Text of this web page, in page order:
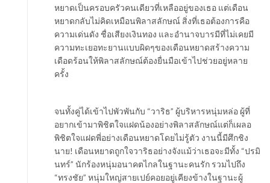
หยาดเป็นครอบครัวคนเดียวที่เหลืออยู่ของเธอ แต่เดือน
หยาดกลับไม่คิดเหมือนพิลาสลักษณ์ สิ่งที่เธอต้องการคือ
ความเด่นดัง ชื่อเสียงเงินทอง และอำนาจบารมีที่ไม่เคยมี
ความทะเยอทะยานแบบผิดๆของเดือนหยาดสร้างความ
เดือดร้อนให้พิลาสลักษณ์ต้องยื่นมือเข้าไปช่วยอยู่หลาย
ครั้ง
จนทั้งคู่ได้เข้าไปพัวพันกับ “วาริธ” ผู้บริหารหนุ่มหล่อ ผู้ที่
อยากเข้ามาพิชิตใจแฝดน้องอย่างพิลาสลักษณ์แต่ก็เผลอ
พิชิตใจแฝดพี่อย่างเดือนหยาดโดยไม่รู้ตัว งานนี้มีศึกชิง
นาย! เดือนหยาดถูกใจวาริธอย่างจังแม้ว่าเธอจะมีทั้ง “ปรมิ
นทร์” นักร้องหนุ่มอนาคตไกลในฐานะคนรัก รวมไปถึง
“ทรงชัย” หนุ่มใหญ่สายเปย์คอยอยู่เคียงข้างในฐานะผู้